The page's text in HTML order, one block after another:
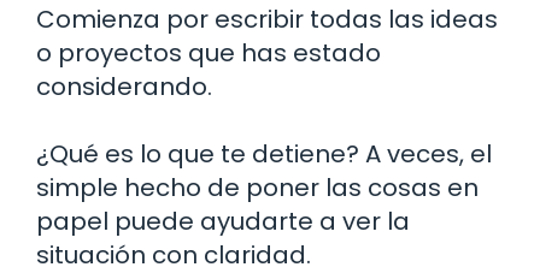
Comienza por escribir todas las ideas
o proyectos que has estado
considerando.
¿Qué es lo que te detiene? A veces, el
simple hecho de poner las cosas en
papel puede ayudarte a ver la
situación con claridad.